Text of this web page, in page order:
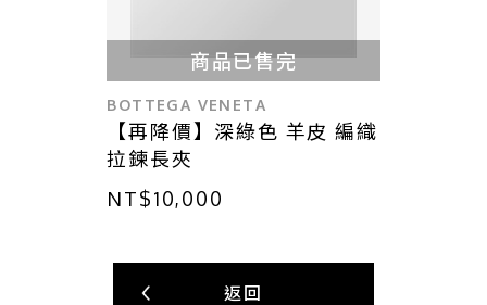
商品已售完
BOTTEGA VENETA
【再降價】深綠色 羊皮 編織
拉鍊長夾
NT$10,000
返回